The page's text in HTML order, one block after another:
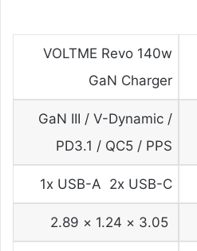
VOLTME Revo 140w
GaN Charger
GaN III / V-Dynamic /
PD3.1 / QC5 / PPS
1x USB-A 2x USB-C